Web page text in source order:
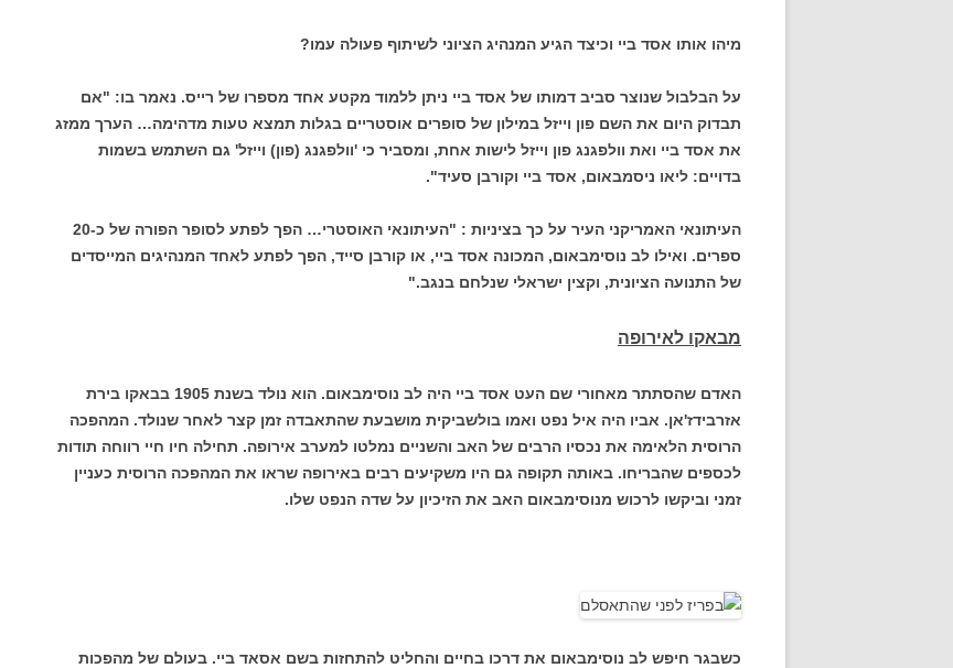
מיהו אותו אסד ביי וכיצד הגיע המנהיג הציוני לשיתוף פעולה עמו?
על הבלבול שנוצר סביב דמותו של אסד ביי ניתן ללמוד מקטע אחד מספרו של רייס. נאמר בו: "אם
תבדוק היום את השם פון וייזל במילון של סופרים אוסטריים בגלות תמצא טעות מדהימה… הערך ממזג
את אסד ביי ואת וולפגנג פון וייזל לישות אחת, ומסביר כי 'וולפגנג (פון) וייזל' גם השתמש בשמות
בדויים: ליאו ניסמבאום, אסד ביי וקורבן סעיד".
העיתונאי האמריקני העיר על כך בציניות : "העיתונאי האוסטרי… הפך לפתע לסופר הפורה של כ-20
ספרים. ואילו לב נוסימבאום, המכונה אסד ביי, או קורבן סייד, הפך לפתע לאחד המנהיגים המייסדים
של התנועה הציונית, וקצין ישראלי שנלחם בנגב."
מבאקו לאירופה
האדם שהסתתר מאחורי שם העט אסד ביי היה לב נוסימבאום. הוא נולד בשנת 1905 בבאקו בירת
אזרבידז'אן. אביו היה איל נפט ואמו בולשביקית מושבעת שהתאבדה זמן קצר לאחר שנולד. המהפכה
הרוסית הלאימה את נכסיו הרבים של האב והשניים נמלטו למערב אירופה. תחילה חיו חיי רווחה תודות
לכספים שהבריחו. באותה תקופה גם היו משקיעים רבים באירופה שראו את המהפכה הרוסית כעניין
זמני וביקשו לרכוש מנוסימבאום האב את הזיכיון על שדה הנפט שלו.
כשבגר חיפש לב נוסימבאום את דרכו בחיים והחליט להתחזות בשם אסאד ביי. בעולם של מהפכות